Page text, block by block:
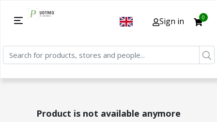
Sign in 0
Product is not available anymore